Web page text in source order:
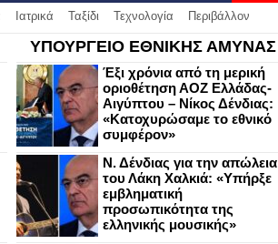
Ιατρικά Ταξίδι Τεχνολογία Περιβάλλον
ΥΠΟΥΡΓΕΙΟ ΕΘΝΙΚΗΣ ΑΜΥΝΑΣ
Έξι χρόνια από τη μερική
οριοθέτηση ΑΟΖ Ελλάδας-
Αιγύπτου – Νίκος Δένδιας:
«Κατοχυρώσαμε το εθνικό
συμφέρον»
Ν. Δένδιας για την απώλεια
του Λάκη Χαλκιά: «Υπήρξε
εμβληματική
προσωπικότητα της
ελληνικής μουσικής»